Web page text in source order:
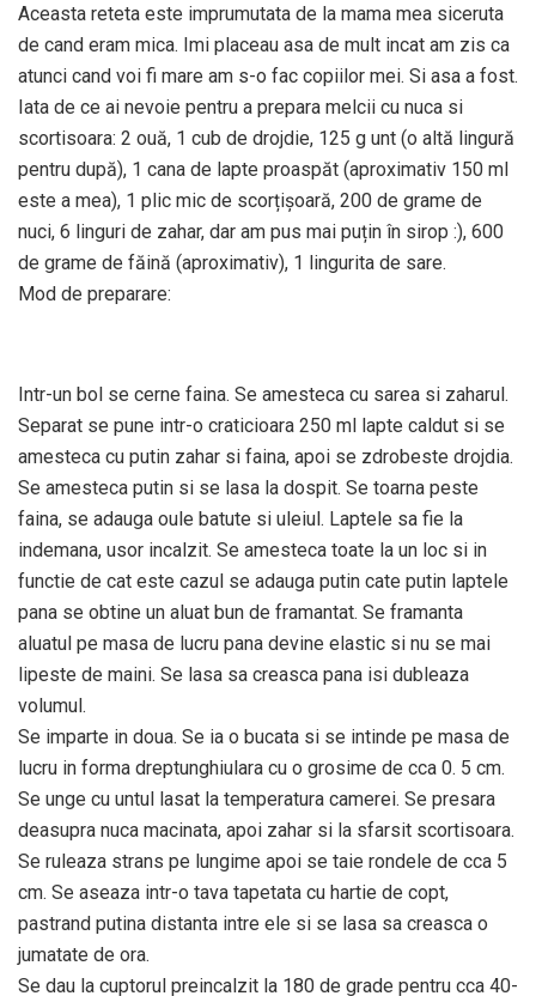
Aceasta reteta este imprumutata de la mama mea siceruta
de cand eram mica. Imi placeau asa de mult incat am zis ca
atunci cand voi fi mare am s-o fac copiilor mei. Si asa a fost.
Iata de ce ai nevoie pentru a prepara melcii cu nuca si
scortisoara: 2 ouă, 1 cub de drojdie, 125 g unt (o altă lingură
pentru după), 1 cana de lapte proaspăt (aproximativ 150 ml
este a mea), 1 plic mic de scorțișoară, 200 de grame de
nuci, 6 linguri de zahar, dar am pus mai puțin în sirop :), 600
de grame de făină (aproximativ), 1 lingurita de sare.
Mod de preparare:
Intr-un bol se cerne faina. Se amesteca cu sarea si zaharul.
Separat se pune intr-o craticioara 250 ml lapte caldut si se
amesteca cu putin zahar si faina, apoi se zdrobeste drojdia.
Se amesteca putin si se lasa la dospit. Se toarna peste
faina, se adauga oule batute si uleiul. Laptele sa fie la
indemana, usor incalzit. Se amesteca toate la un loc si in
functie de cat este cazul se adauga putin cate putin laptele
pana se obtine un aluat bun de framantat. Se framanta
aluatul pe masa de lucru pana devine elastic si nu se mai
lipeste de maini. Se lasa sa creasca pana isi dubleaza
volumul.
Se imparte in doua. Se ia o bucata si se intinde pe masa de
lucru in forma dreptunghiulara cu o grosime de cca 0. 5 cm.
Se unge cu untul lasat la temperatura camerei. Se presara
deasupra nuca macinata, apoi zahar si la sfarsit scortisoara.
Se ruleaza strans pe lungime apoi se taie rondele de cca 5
cm. Se aseaza intr-o tava tapetata cu hartie de copt,
pastrand putina distanta intre ele si se lasa sa creasca o
jumatate de ora.
Se dau la cuptorul preincalzit la 180 de grade pentru cca 40-